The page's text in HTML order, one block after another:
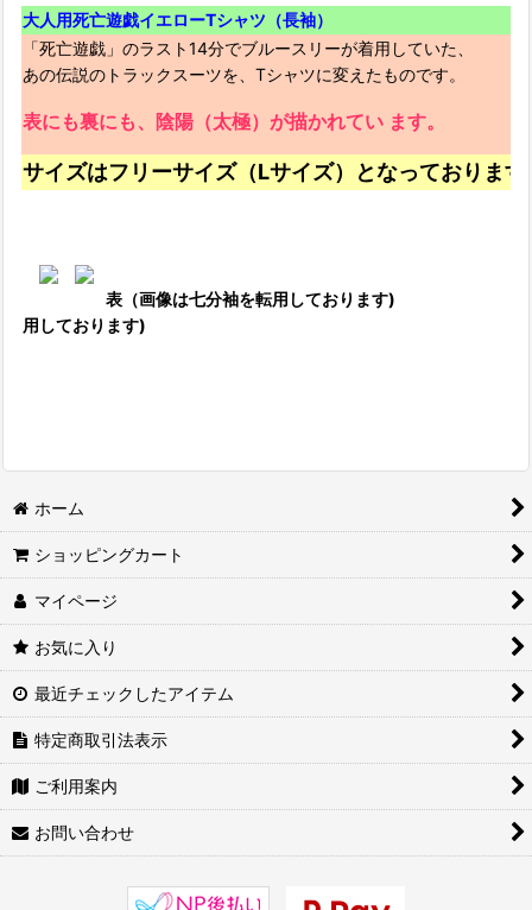
大人用死亡遊戯イエローTシャツ（長袖）
「死亡遊戯」のラスト14分でブルースリーが着用していた、
あの伝説のトラックスーツを、Tシャツに変えたものです。
表にも裏にも、陰陽（太極）が描かれてい ます。
サイズはフリーサイズ（Lサイズ）となっております
表（画像は七分袖を転用しておりま
用しております)
ホーム
ショッピングカート
マイページ
お気に入り
最近チェックしたアイテム
特定商取引法表示
ご利用案内
お問い合わせ